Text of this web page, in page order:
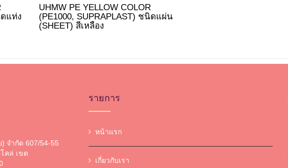
แท่ง
UHMW PE YELLOW COLOR
(PE1000, SUPRAPLAST) ชนิดแผ่น
(SHEET) สีเหลือง
จำกัด 607/54-55
คล่ เขต
รายการ
หน้าแรก
เกี่ยวกับเรา